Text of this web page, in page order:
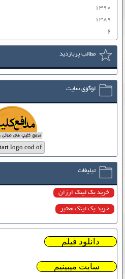
۱۳۹۰
۱۳۸۹
۶
مطالب پربازدید
لوگوی سایت
تبلیغات
خرید بک لینک ارزان
خرید بک لینک معتبر
دانلود فیلم
سایت میبینیم